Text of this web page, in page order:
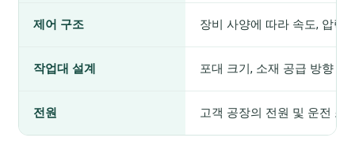
제어 구조 장비 사양에 따라 속도, 압력
작업대 설계 포대 크기, 소재 공급 방향
전원 고객 공장의 전원 및 운전 조